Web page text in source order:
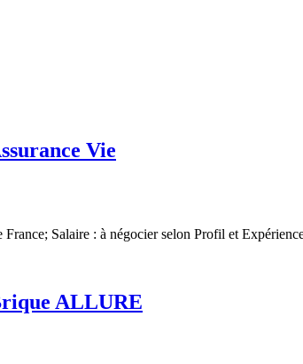
Vie
France; Salaire : à négocier selon Profil et
ALLURE